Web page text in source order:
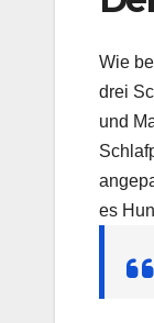
Wie
drei
und
es